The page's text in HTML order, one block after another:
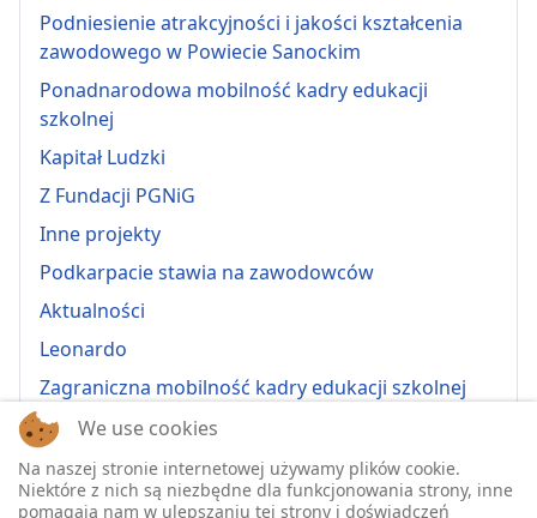
Podniesienie atrakcyjności i jakości kształcenia
zawodowego w Powiecie Sanockim
Ponadnarodowa mobilność kadry edukacji
szkolnej
Kapitał Ludzki
Z Fundacji PGNiG
Inne projekty
Podkarpacie stawia na zawodowców
Aktualności
Leonardo
Zagraniczna mobilność kadry edukacji szkolnej
Erasmus+ 2022-1-PL01-KA121-VET-000064815
Erasmus + 2022-1-PL01-KA121-SCH-000064635
Erasmus + 2023-1-PL01-KA121-SCH-000135484
We use cookies
Na naszej stronie internetowej używamy plików cookie.
Niektóre z nich są niezbędne dla funkcjonowania strony, inne
pomagają nam w ulepszaniu tej strony i doświadczeń